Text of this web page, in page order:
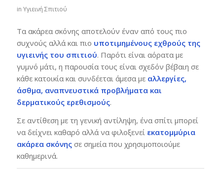
in Υγιεινή Σπιτιού
Τα ακάρεα σκόνης αποτελούν έναν από τους πιο
συχνούς αλλά και πιο υποτιμημένους εχθρούς της
υγιεινής του σπιτιού. Παρότι είναι αόρατα με
γυμνό μάτι, η παρουσία τους είναι σχεδόν βέβαιη σε
κάθε κατοικία και συνδέεται άμεσα με αλλεργίες,
άσθμα, αναπνευστικά προβλήματα και
δερματικούς ερεθισμούς.
Σε αντίθεση με τη γενική αντίληψη, ένα σπίτι μπορεί
να δείχνει καθαρό αλλά να φιλοξενεί εκατομμύρια
ακάρεα σκόνηςσε σημεία που χρησιμοποιούμε
καθημερινά.